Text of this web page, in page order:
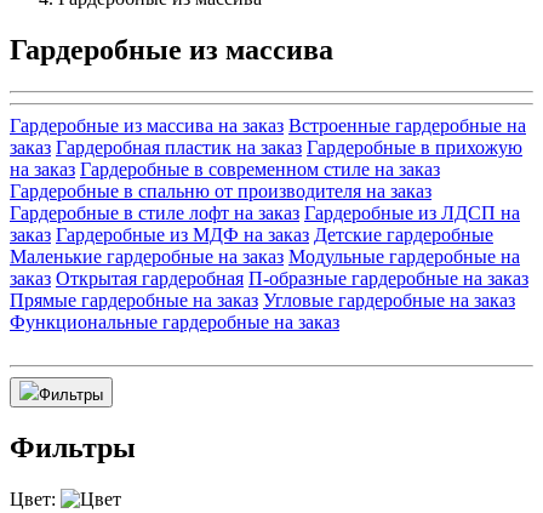
Гардеробные из массива
Гардеробные из массива на заказ Встроенные гардеробные на
заказ Гардеробная пластик на заказ Гардеробные в прихожую
на заказ Гардеробные в современном стиле на заказ
Гардеробные в спальню от производителя на заказ
Гардеробные в стиле лофт на заказ Гардеробные из ЛДСП на
заказ Гардеробные из МДФ на заказ Детские гардеробные
Маленькие гардеробные на заказ Модульные гардеробные на
заказ Открытая гардеробная П-образные гардеробные на заказ
Прямые гардеробные на заказ Угловые гардеробные на заказ
Функциональные гардеробные на заказ
Фильтры
Фильтры
Цвет: